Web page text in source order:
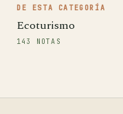
DE ESTA CATEGORÍA
Ecoturismo
143 NOTAS